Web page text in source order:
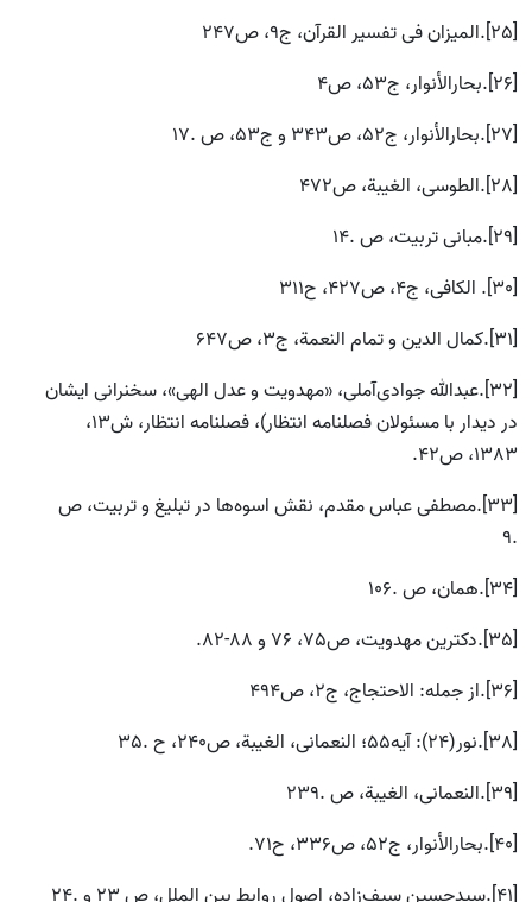
[25].المیزان فى تفسیر القرآن، ج9، ص247
[26].بحارالأنوار، ج53، ص4
[27].بحارالأنوار، ج52، ص343 و ج53، ص .17
[28].الطوسى، الغیبة، ص472
[29].مبانى تربیت، ص .14
[30]. الكافى، ج4، ص427، ح311
[31].كمال الدین و تمام النعمة، ج3، ص647
[32].عبدالله جوادی‌آملی، «مهدویت و عدل الهی»، سخنرانی ایشان
در دیدار با مسئولان فصلنامه انتظار)، فصلنامه انتظار، ش13،
1383، ص42.
[33].مصطفى عباس‌ مقدم، نقش اسوه‌ها در تبلیغ و تربیت، ص
.9
[34].همان، ص .106
[35].دكترین مهدویت، ص75، 76 و 88-82.
[36].از جمله: الاحتجاج، ج2، ص494
[38].نور(24): آیه55؛ النعمانى، الغیبة، ص240، ح .35
[39].النعمانی، الغیبة، ص .239
[40].بحارالأنوار، ج52، ص336، ح71.